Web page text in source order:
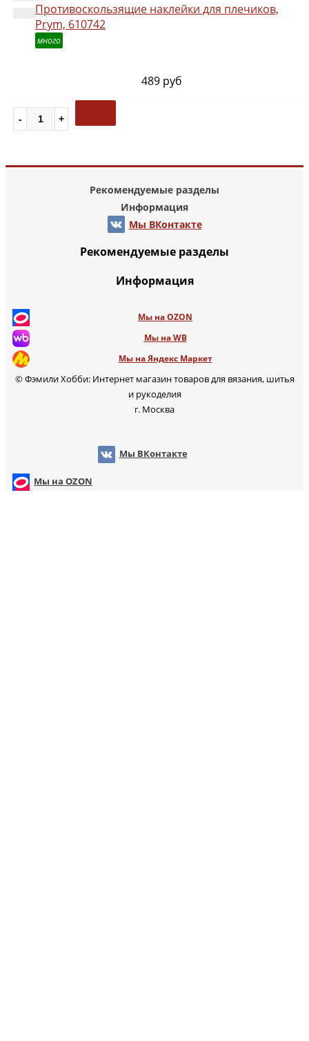
Противоскользящие наклейки для плечиков,
Prym, 610742
много
489 руб
Рекомендуемые разделы
Информация
Мы ВКонтакте
Рекомендуемые разделы
Информация
Мы на OZON
Мы на WB
Мы на Яндекс Маркет
© Фэмили Хобби: Интернет магазин товаров для вязания, шитья
и рукоделия
г. Москва
Мы ВКонтакте
Мы на OZON